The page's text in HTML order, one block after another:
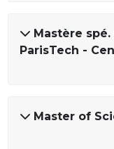
Mastère
ParisTech -
Master of